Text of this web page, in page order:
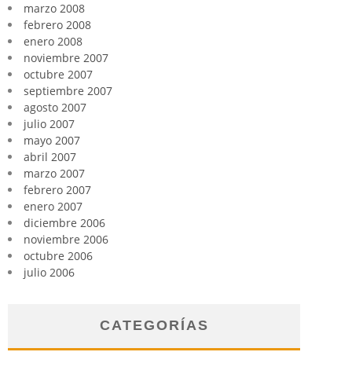
marzo 2008
febrero 2008
enero 2008
noviembre 2007
octubre 2007
septiembre 2007
agosto 2007
julio 2007
mayo 2007
abril 2007
marzo 2007
febrero 2007
enero 2007
diciembre 2006
noviembre 2006
octubre 2006
julio 2006
CATEGORÍAS